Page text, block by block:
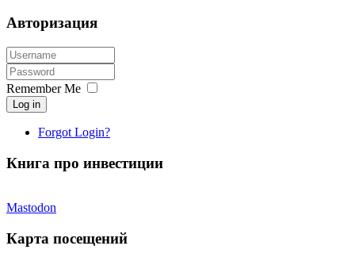
Авторизация
Remember Me
Log in
Forgot Login?
Книга про инвестиции
Mastodon
Карта посещений